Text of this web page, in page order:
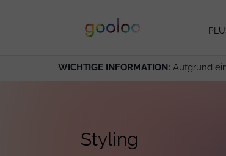
WICHTIGE INFORMATION: Aufgrund
Styling